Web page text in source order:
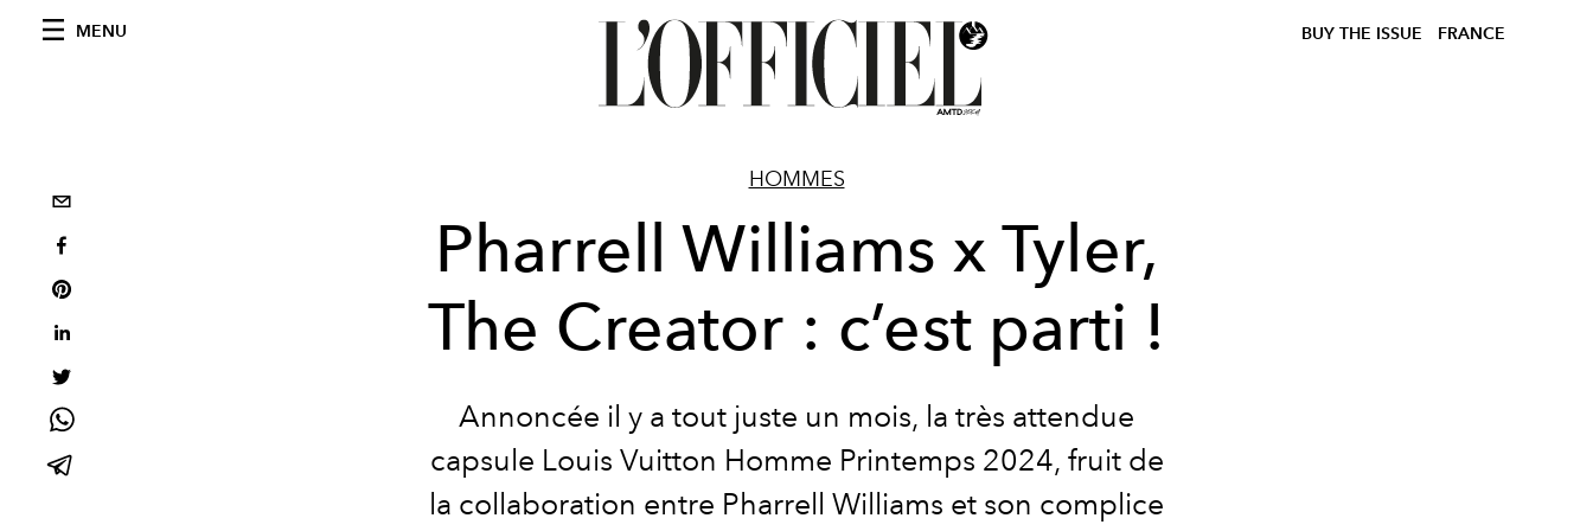
MENU BUY THE ISSUE FRANCE
HOMMES
Pharrell Williams x Tyler,
The Creator : c’est parti !
Annoncée il y a tout juste un mois, la très attendue
capsule Louis Vuitton Homme Printemps 2024, fruit de
la collaboration entre Pharrell Williams et son complice